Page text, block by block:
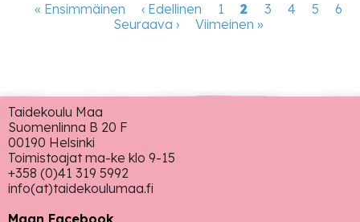
SivutusEnsimmäinen
« Ensimmäinen
Edellinen
sivu
‹ Edellinen Page
1
Tämänhetkinen
sivu
2 Page
3 Page
4 Page
5
6
Seuraava
Seuraava ›
Viimeinen
Viimeinen »
Taidekoulu Maa
Suomenlinna B 20 F
00190 Helsinki
Toimistoajat ma-ke klo 9-15
+358 (0)41 319 5992
info(at)taidekoulumaa.fi